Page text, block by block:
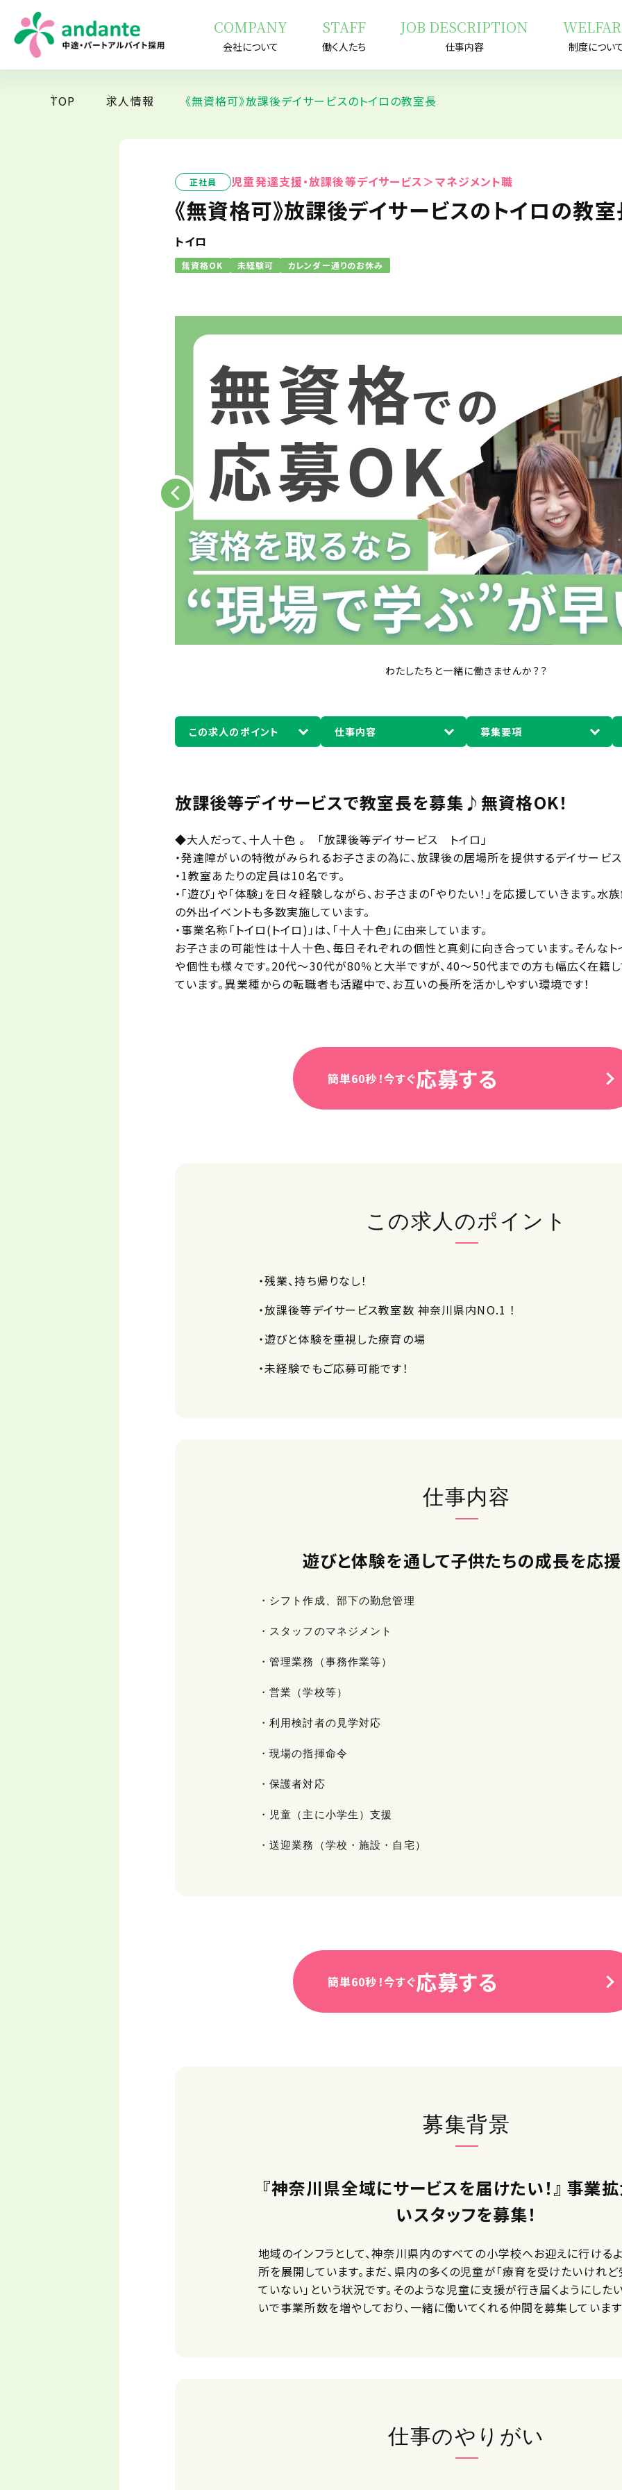
COMPANY
会社について
STAFF
働く人たち
JOB DESCRIPTION
仕事内容 制度につい
TOP 求人情報 《無資格可》放課後デイサービスのトイロの教室長
正社員 児童発達支援・放課後等デイサービス＞マネジメント職
《無資格可》放課後デイサービスのトイロの教
トイロ
無資格OK 未経験可 カレンダー通りのお休み
子ども達の笑顔に元気をもらっています♪
わたしたちと一緒に働きませんか？？
子ども達の成長が喜びです♪
この求人のポイント 仕事内容 募集要項
放課後等デイサービスで教室長を募集♪無資格OK！
◆大人だって、十人十色 。 「放課後等デイサービス トイロ」
・発達障がいの特徴がみられるお子さまの為に、放課後の居場所を提供するデイサービス
・1教室あたりの定員は10名です。
・「遊び」や「体験」を日々経験しながら、お子さまの「やりたい！」を応援していきます。水
の外出イベントも多数実施しています。
・事業名称「トイロ(トイロ)」は、「十人十色」に由来しています。
お子さまの可能性は十人十色、毎日それぞれの個性と真剣に向き合っています。そんなト
や個性も様々です。20代～30代が80％と大半ですが、40～50代までの方も幅広く在籍
ています。異業種からの転職者も活躍中で、お互いの長所を活かしやすい環境です！
簡単60秒！今すぐ応募する
この求人のポイント
・残業、持ち帰りなし！
・放課後等デイサービス教室数 神奈川県内NO.1 ！
・遊びと体験を重視した療育の場
・未経験でもご応募可能です！
仕事内容
遊びと体験を通して子供たちの成長を応援
・シフト作成、部下の勤怠管理
・スタッフのマネジメント
・管理業務（事務作業等）
・営業（学校等）
・利用検討者の見学対応
・現場の指揮命令
・保護者対応
・児童（主に小学生）支援
・送迎業務（学校・施設・自宅）
簡単60秒！今すぐ応募する
募集背景
『神奈川県全域にサービスを届けたい！』 事業
いスタッフを募集！
地域のインフラとして、神奈川県内のすべての小学校へお迎えに行ける
所を展開しています。まだ、県内の多くの児童が「療育を受けたいけれ
ていない」という状況です。そのような児童に支援が行き届くようにした
いで事業所数を増やしており、一緒に働いてくれる仲間を募集しています
仕事のやりがい